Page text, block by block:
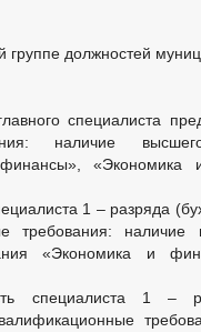
должностей
специалиста
наличие
«Экономика и
1 – разряда
требования: наличие
«Экономика и
специалиста 1 –